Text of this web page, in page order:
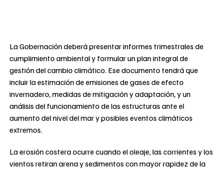
La Gobernación deberá presentar informes trimestrales de
cumplimiento ambiental y formular un plan integral de
gestión del cambio climático. Ese documento tendrá que
incluir la estimación de emisiones de gases de efecto
invernadero, medidas de mitigación y adaptación, y un
análisis del funcionamiento de las estructuras ante el
aumento del nivel del mar y posibles eventos climáticos
extremos.
La erosión costera ocurre cuando el oleaje, las corrientes y los
vientos retiran arena y sedimentos con mayor rapidez de la